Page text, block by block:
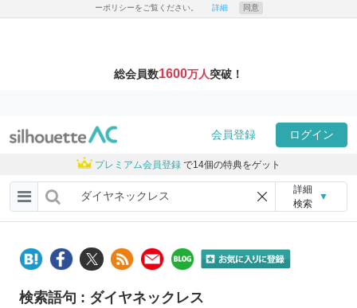
ーポリシーをご覧ください。 詳細 同意
総会員数1600万人突破！
会員登録 ログイン
プレミアム会員登録 で14個の特典をゲット
詳細
検索
▼
検索語句 : ダイヤネックレス